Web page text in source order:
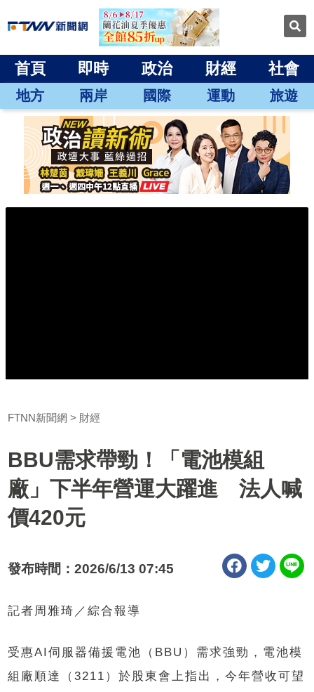
首頁 即時 政治 財經 社會
地方 兩岸 國際 運動 旅遊
FTNN新聞網 財經
BBU需求帶勁！「電池模組
廠」下半年營運大躍進 法人喊
價420元
發布時間：2026/6/13 07:45
記者周雅琦／綜合報導
受惠AI伺服器備援電池（BBU）需求強勁，電池模
組廠順達（3211）於股東會上指出，今年營收可望